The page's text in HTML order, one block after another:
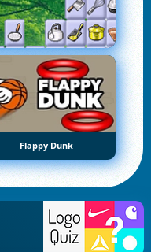
Flappy Dunk